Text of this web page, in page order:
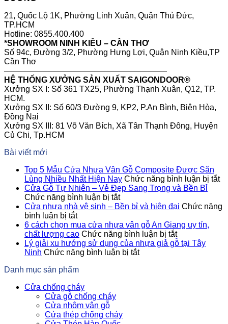
21, Quốc Lộ 1K, Phường Linh Xuân, Quận Thủ Đức,
TP.HCM
Hotline: 0855.400.400
*SHOWROOM NINH KIỀU – CẦN THƠ
Số 94c, Đường 3/2, Phường Hưng Lợi, Quận Ninh Kiều,TP
Cần Thơ
————————————————————
HỆ THỐNG XƯỞNG SẢN XUẤT SAIGONDOOR®
Xưởng SX I: Số 361 TX25, Phường Thạnh Xuân, Q12, TP.
HCM.
Xưởng SX II: Số 60/3 Đường 9, KP2, P.An Bình, Biên Hòa,
Đồng Nai
Xưởng SX III: 81 Võ Văn Bích, Xã Tân Thạnh Đông, Huyện
Củ Chi, Tp.HCM
Bài viết mới
Top 5 Mẫu Cửa Nhựa Vân Gỗ Composite Được Săn
Lùng Nhiều Nhất Hiện Nay Chức năng bình luận bị tắtở
Cửa Gỗ Tự Nhiên – Vẻ Đẹp Sang Trọng và Bền Bỉ
Chức năng bình luận bị tắtở
Cửa
Tự
Nhiên
–
Vẻ
Cửa nhựa nhà vệ sinh – Bền bỉ và hiện đại Chức năng
bình luận bị tắtở
Cửa
nhựa
nhà
vệ
–
bỉ
và
hiện
đại
6 cách chọn mua cửa nhựa vân gỗ An Giang uy tín,
chất lượng cao Chức năng bình luận bị tắtở
6
Lý giải xu hướng sử dụng của nhựa giả gỗ tại Tây
Ninh Chức năng bình luận bị tắtở
Danh mục sản phẩm
Cửa chống cháy
Cửa gỗ chống cháy
Cửa nhôm vân gỗ
Cửa thép chống cháy